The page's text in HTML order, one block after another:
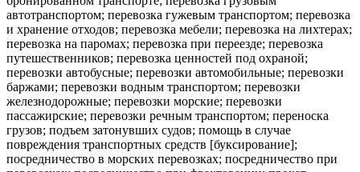
автотранспортом; перевозка гужевым транспортом; перевозка
и хранение отходов; перевозка мебели; перевозка на лихтерах;
перевозка на паромах; перевозка при переезде; перевозка
путешественников; перевозка ценностей под охраной;
перевозки автобусные; перевозки автомобильные; перевозки
баржами; перевозки водным транспортом; перевозки
железнодорожные; перевозки морские; перевозки
пассажирские; перевозки речным транспортом; переноска
грузов; подъем затонувших судов; помощь в случае
повреждения транспортных средств [буксирование];
посредничество в морских перевозках; посредничество при